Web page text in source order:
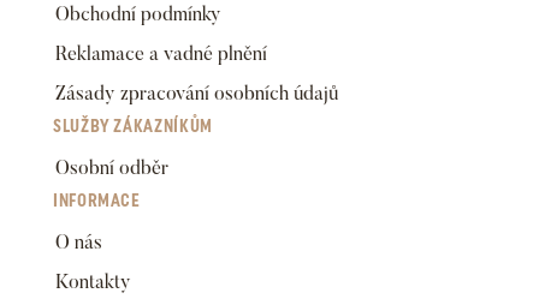
Obchodní podmínky
Reklamace a vadné plnění
Zásady zpracování osobních údajů
SLUŽBY ZÁKAZNÍKŮM
Osobní odběr
INFORMACE
O nás
Kontakty